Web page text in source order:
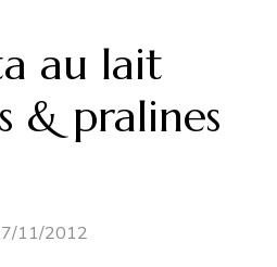
au lait
& pralines
11/2012